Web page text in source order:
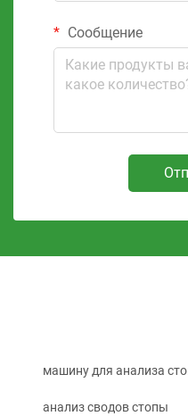
Сообщение
машину для анализа
анализ сводов стопы